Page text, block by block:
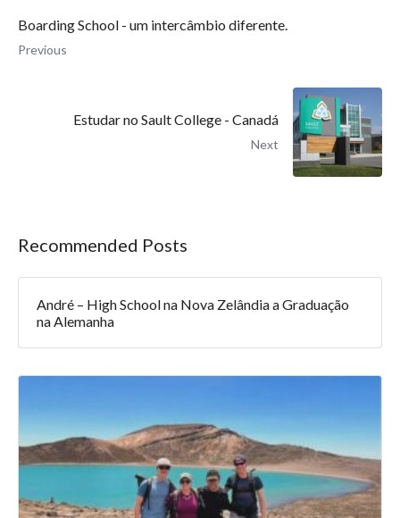
Boarding School - um intercâmbio diferente.
Previous
Estudar no Sault College - Canadá
Next
Recommended Posts
André – High School na Nova Zelândia a Graduação
na Alemanha